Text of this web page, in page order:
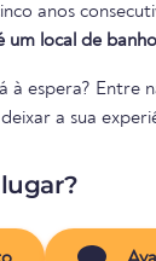
um local de
à espera? Entre
a sua